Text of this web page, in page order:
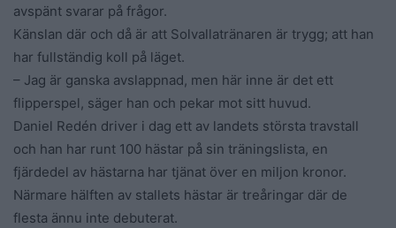
avspänt svarar på frågor.
Känslan där och då är att Solvallatränaren är trygg; att han
har fullständig koll på läget.
– Jag är ganska avslappnad, men här inne är det ett
flipperspel, säger han och pekar mot sitt huvud.
Daniel Redén driver i dag ett av landets största travstall
och han har runt 100 hästar på sin träningslista, en
fjärdedel av hästarna har tjänat över en miljon kronor.
Närmare hälften av stallets hästar är treåringar där de
flesta ännu inte debuterat.